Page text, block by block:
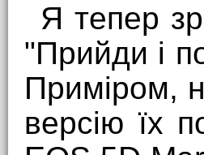
Я тепер
"Прийди і
Приміром,
версію їх